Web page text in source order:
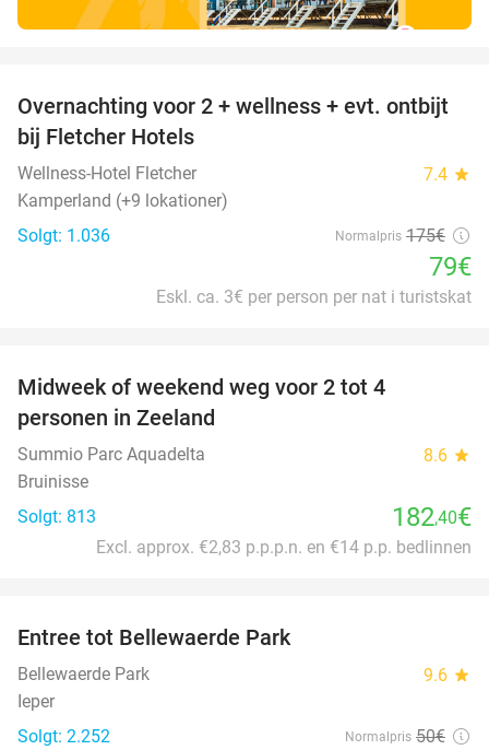
55%
Overnachting voor 2 + wellness + evt. ontbijt
bij Fletcher Hotels
Wellness-Hotel Fletcher 7.4 star
Kamperland (+9 lokationer)
Solgt: 1.036
Normalpris 175€
79€
Eskl. ca. 3€ per person per nat i turistskat
Midweek of weekend weg voor 2 tot 4
personen in Zeeland
Summio Parc Aquadelta 8.6 star
Bruinisse
Solgt: 813
182,40€
Excl. approx. €2,83 p.p.p.n. en €14 p.p. bedlinnen
Entree tot Bellewaerde Park
Bellewaerde Park 9.6 star
Ieper
Solgt: 2.252
Normalpris 50€